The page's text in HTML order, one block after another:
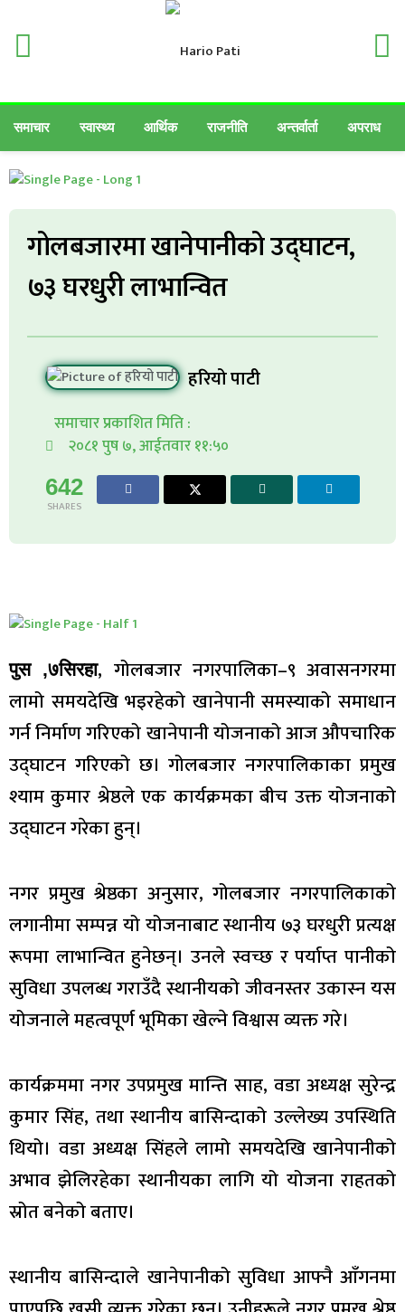
समाचार स्वास्थ्य आर्थिक राजनीति अन्तर्वार्ता अपराध
गोलबजारमा खानेपानीको उद्घाटन,
७३ घरधुरी लाभान्वित
हरियो पाटी
समाचार प्रकाशित मिति :
२०८१ पुष ७, आईतवार ११:५०
642
SHARES
पुस ,७सिरहा, गोलबजार नगरपालिका–९ अवासनगरमा
लामो समयदेखि भइरहेको खानेपानी समस्याको समाधान
गर्न निर्माण गरिएको खानेपानी योजनाको आज औपचारिक
उद्घाटन गरिएको छ। गोलबजार नगरपालिकाका प्रमुख
श्याम कुमार श्रेष्ठले एक कार्यक्रमका बीच उक्त योजनाको
उद्घाटन गरेका हुन्।
नगर प्रमुख श्रेष्ठका अनुसार, गोलबजार नगरपालिकाको
लगानीमा सम्पन्न यो योजनाबाट स्थानीय ७३ घरधुरी प्रत्यक्ष
रूपमा लाभान्वित हुनेछन्। उनले स्वच्छ र पर्याप्त पानीको
सुविधा उपलब्ध गराउँदै स्थानीयको जीवनस्तर उकास्न यस
योजनाले महत्वपूर्ण भूमिका खेल्ने विश्वास व्यक्त गरे।
कार्यक्रममा नगर उपप्रमुख मान्ति साह, वडा अध्यक्ष सुरेन्द्र
कुमार सिंह, तथा स्थानीय बासिन्दाको उल्लेख्य उपस्थिति
थियो। वडा अध्यक्ष सिंहले लामो समयदेखि खानेपानीको
अभाव झेलिरहेका स्थानीयका लागि यो योजना राहतको
स्रोत बनेको बताए।
स्थानीय बासिन्दाले खानेपानीको सुविधा आफ्नै आँगनमा